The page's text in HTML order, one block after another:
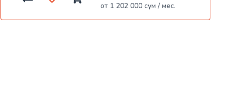
от 1 202 000 сум / мес.